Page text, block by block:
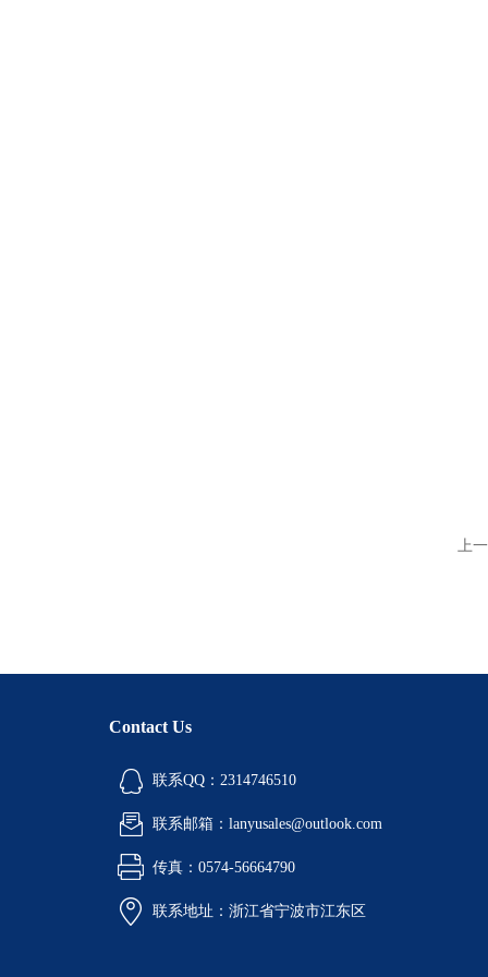
上
Contact Us
联系QQ：2314746510
联系邮箱：lanyusales@outlook.com
传真：0574-56664790
联系地址：浙江省宁波市江东区